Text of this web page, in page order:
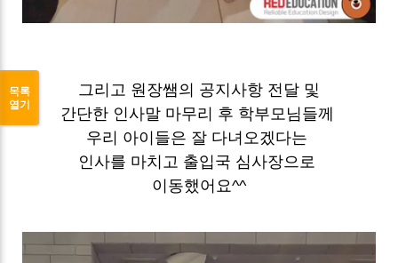
그리고 원장쌤의 공지사항 전달 및
간단한 인사말 마무리 후 학부모님들께
우리 아이들은 잘 다녀오겠다는
인사를 마치고 출입국 심사장으로
이동했어요^^
목록
열기